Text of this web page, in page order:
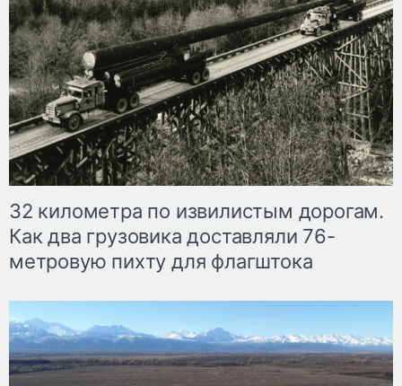
32 километра по извилистым дорогам.
Как два грузовика доставляли 76-
метровую пихту для флагштока